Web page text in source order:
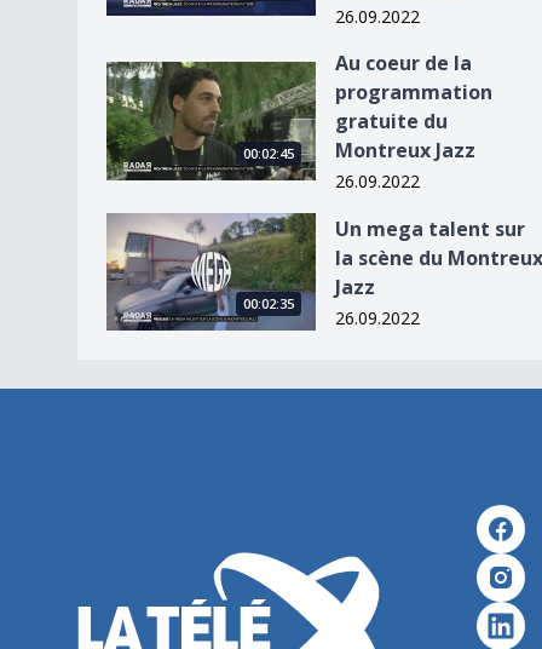
26.09.2022
Au coeur de la programmation gratuite du
00:02:45
Au coeur de la
programmation
gratuite du
Montreux Jazz
26.09.2022
Un mega talent sur la scène du Montreux Jazz
00:02:35
Un mega talent sur
la scène du Montreux
Jazz
26.09.2022